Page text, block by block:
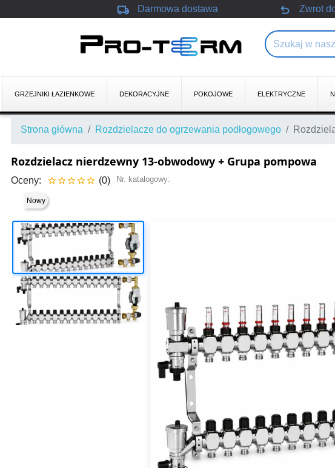
local_shipping Darmowa dostawa undo Zwrot
GRZEJNIKI ŁAZIENKOWE DEKORACYJNE POKOJOWE ELEKTRYCZNE
Strona główna Rozdzielacze do ogrzewania podłogowego
Rozdzielacz nierdzewny 13-obwodowy + Grupa pompowa
Oceny:  (0) Nr. katalogowy:
Nowy